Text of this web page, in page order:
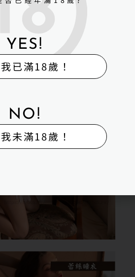
YES!
已滿18歲！
NO!
未滿18歲！